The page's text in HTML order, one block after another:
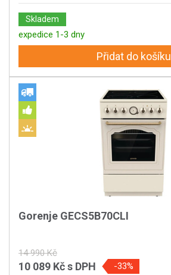
Skladem
expedice 1-3 dny
Přidat do košíku
Gorenje GECS5B70CLI
14 990 Kč
10 089 Kčs DPH -33%